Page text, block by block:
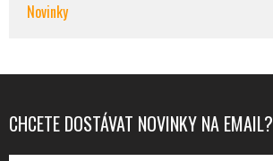
Novinky
CHCETE DOSTÁVAT NOVINKY NA EMAIL?